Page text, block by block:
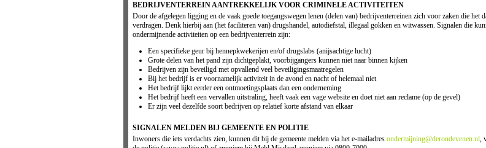
BEDRIJVENTERREIN AANTREKKELIJK VOOR CRIMINELE ACTIVITEITEN
Door de afgelegen ligging en de vaak goede toegangswegen lenen (delen van) bedrijventerreinen zich voor zaken die het
verdragen. Denk hierbij aan (het faciliteren van) drugshandel, autodiefstal, illegaal gokken en witwassen. Signalen die
ondermijnende activiteiten op een bedrijventerrein zijn:
Een specifieke geur bij hennepkwekerijen en/of drugslabs (anijsachtige lucht)
Grote delen van het pand zijn dichtgeplakt, voorbijgangers kunnen niet naar binnen kijken
Bedrijven zijn beveiligd met opvallend veel beveiligingsmaatregelen
Bij het bedrijf is er voornamelijk activiteit in de avond en nacht of helemaal niet
Het bedrijf lijkt eerder een ontmoetingsplaats dan een onderneming
Het bedrijf heeft een vervallen uitstraling, heeft vaak een vage website en doet niet aan reclame (op de gevel)
Er zijn veel dezelfde soort bedrijven op relatief korte afstand van elkaar
SIGNALEN MELDEN BIJ GEMEENTE EN POLITIE
Inwoners die iets verdachts zien, kunnen dit bij de gemeente melden via het e-mailadres ondermijning@derondevenen.nl,